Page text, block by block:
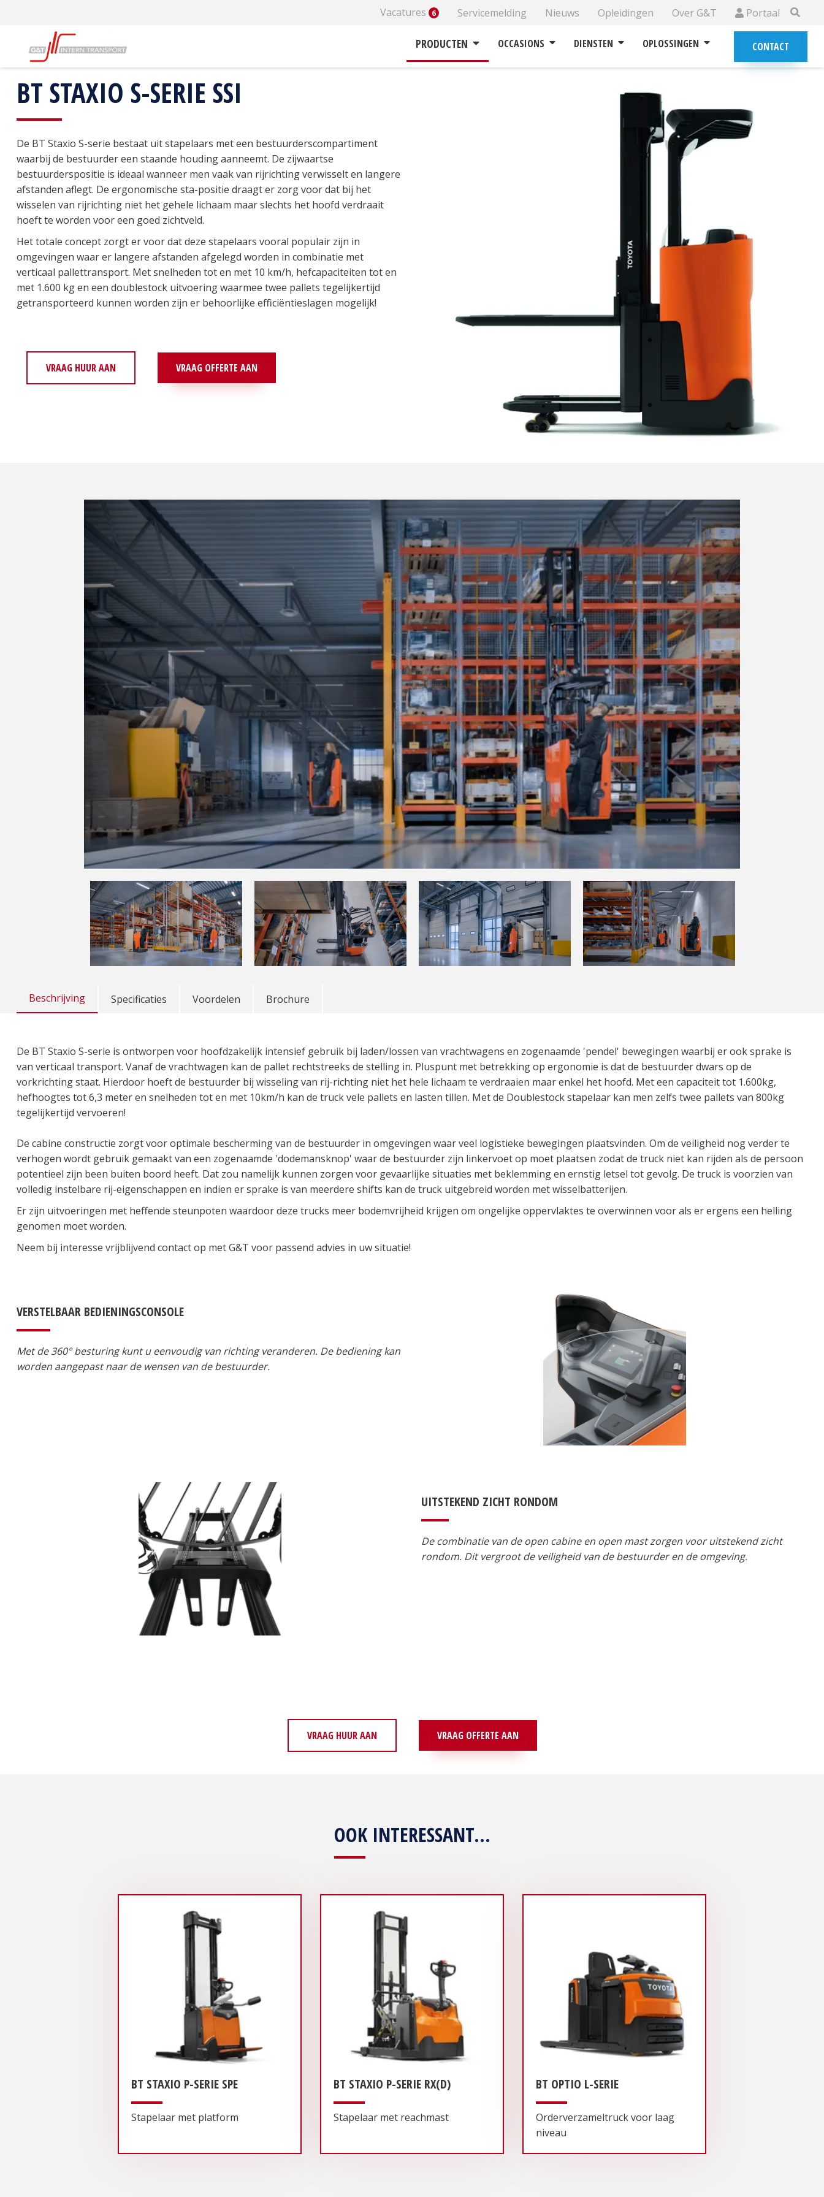
Vacatures 6 Servicemelding Nieuws Opleidingen Over G&T Portaal
PRODUCTEN OCCASIONS DIENSTEN OPLOSSINGEN CONTACT
BT STAXIO S-SERIE SSI
De BT Staxio S-serie bestaat uit stapelaars met een bestuurderscompartiment
waarbij de bestuurder een staande houding aanneemt. De zijwaartse
bestuurderspositie is ideaal wanneer men vaak van rijrichting verwisselt en langere
afstanden aflegt. De ergonomische sta-positie draagt er zorg voor dat bij het
wisselen van rijrichting niet het gehele lichaam maar slechts het hoofd verdraait
hoeft te worden voor een goed zichtveld.
Het totale concept zorgt er voor dat deze stapelaars vooral populair zijn in
omgevingen waar er langere afstanden afgelegd worden in combinatie met
verticaal pallettransport. Met snelheden tot en met 10 km/h, hefcapaciteiten tot en
met 1.600 kg en een doublestock uitvoering waarmee twee pallets tegelijkertijd
getransporteerd kunnen worden zijn er behoorlijke efficiëntieslagen mogelijk!
VRAAG HUUR AAN VRAAG OFFERTE AAN
Beschrijving Specificaties Voordelen Brochure
De BT Staxio S-serie is ontworpen voor hoofdzakelijk intensief gebruik bij laden/lossen van vrachtwagens en zogenaamde 'pendel' bewegingen waarbij er ook sprake is
van verticaal transport. Vanaf de vrachtwagen kan de pallet rechtstreeks de stelling in. Pluspunt met betrekking op ergonomie is dat de bestuurder dwars op de
vorkrichting staat. Hierdoor hoeft de bestuurder bij wisseling van rij-richting niet het hele lichaam te verdraaien maar enkel het hoofd. Met een capaciteit tot 1.600kg,
hefhoogtes tot 6,3 meter en snelheden tot en met 10km/h kan de truck vele pallets en lasten tillen. Met de Doublestock stapelaar kan men zelfs twee pallets van 800kg
tegelijkertijd vervoeren!
De cabine constructie zorgt voor optimale bescherming van de bestuurder in omgevingen waar veel logistieke bewegingen plaatsvinden. Om de veiligheid nog verder te
verhogen wordt gebruik gemaakt van een zogenaamde 'dodemansknop' waar de bestuurder zijn linkervoet op moet plaatsen zodat de truck niet kan rijden als de persoon
potentieel zijn been buiten boord heeft. Dat zou namelijk kunnen zorgen voor gevaarlijke situaties met beklemming en ernstig letsel tot gevolg. De truck is voorzien van
volledig instelbare rij-eigenschappen en indien er sprake is van meerdere shifts kan de truck uitgebreid worden met wisselbatterijen.
Er zijn uitvoeringen met heffende steunpoten waardoor deze trucks meer bodemvrijheid krijgen om ongelijke oppervlaktes te overwinnen voor als er ergens een helling
genomen moet worden.
Neem bij interesse vrijblijvend contact op met G&T voor passend advies in uw situatie!
VERSTELBAAR BEDIENINGSCONSOLE
Met de 360° besturing kunt u eenvoudig van richting veranderen. De bediening kan
worden aangepast naar de wensen van de bestuurder.
UITSTEKEND ZICHT RONDOM
De combinatie van de open cabine en open mast zorgen voor uitstekend zicht
rondom. Dit vergroot de veiligheid van de bestuurder en de omgeving.
VRAAG HUUR AAN VRAAG OFFERTE AAN
OOK INTERESSANT...
BT STAXIO P-SERIE SPE
Stapelaar met platform
BT STAXIO P-SERIE RX(D)
Stapelaar met reachmast
BT OPTIO L-SERIE
Orderverzameltruck voor laag
niveau